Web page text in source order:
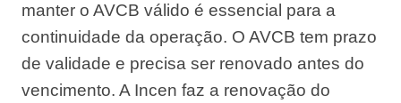
manter o AVCB válido é essencial para a
continuidade da operação. O AVCB tem prazo
de validade e precisa ser renovado antes do
vencimento. A Incen faz a renovação do